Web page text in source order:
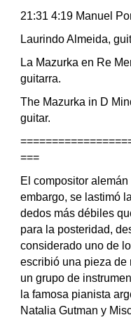
21:31 4:19 Manuel
Laurindo Almeida,
La Mazurka en Re
guitarra.
The Mazurka in D
guitar.
===
El compositor
embargo, se lastimó
dedos más débiles
para la posteridad,
considerado uno de
escribió una pieza de
un grupo de
la famosa pianista
Natalia Gutman y